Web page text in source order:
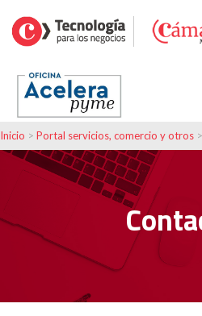
Inicio > Portal servicios, comercio y otros >